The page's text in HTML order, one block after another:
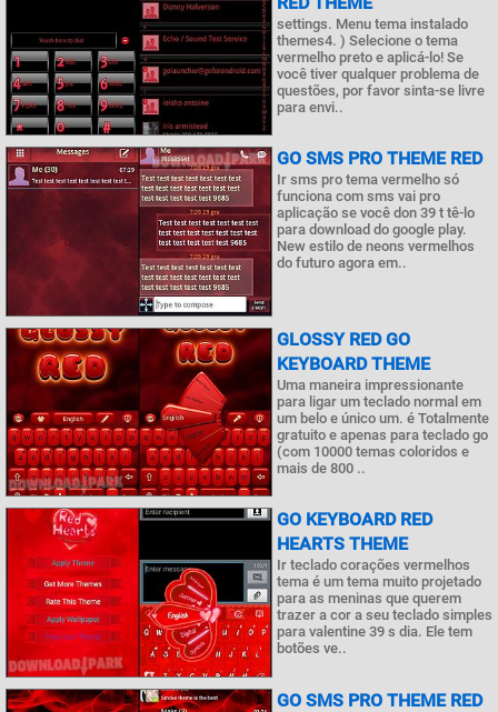
settings. Menu tema instalado
themes4. ) Selecione o tema
vermelho preto e aplicá-lo! Se
você tiver qualquer problema de
questões, por favor sinta-se livre
para envi..
GO SMS PRO THEME RED
Ir sms pro tema vermelho só
funciona com sms vai pro
aplicação se você don 39 t tê-lo
para download do google play.
New estilo de neons vermelhos
do futuro agora em..
GLOSSY RED GO
KEYBOARD THEME
Uma maneira impressionante
para ligar um teclado normal em
um belo e único um. é Totalmente
gratuito e apenas para teclado go
(com 10000 temas coloridos e
mais de 800 ..
GO KEYBOARD RED
HEARTS THEME
Ir teclado corações vermelhos
tema é um tema muito projetado
para as meninas que querem
trazer a cor a seu teclado simples
para valentine 39 s dia. Ele tem
botões ve..
GO SMS PRO THEME RED